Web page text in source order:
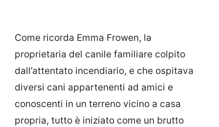
Come ricorda Emma Frowen, la
proprietaria del canile familiare colpito
dall’attentato incendiario, e che ospitava
diversi cani appartenenti ad amici e
conoscenti in un terreno vicino a casa
propria, tutto è iniziato come un brutto